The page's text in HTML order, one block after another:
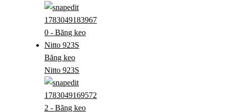
Băng keo
Nitto 923S